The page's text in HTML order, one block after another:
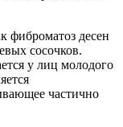
фиброматоз десен
сосочков.
у лиц молодого
частично